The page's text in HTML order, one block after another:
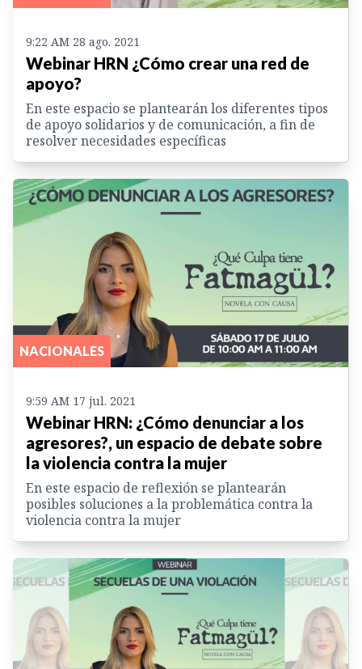
9:22 AM 28 ago. 2021
Webinar HRN ¿Cómo crear una red de
apoyo?
En este espacio se plantearán los diferentes tipos
de apoyo solidarios y de comunicación, a fin de
resolver necesidades específicas
NACIONALES
9:59 AM 17 jul. 2021
Webinar HRN: ¿Cómo denunciar a los
agresores?, un espacio de debate sobre
la violencia contra la mujer
En este espacio de reflexión se plantearán
posibles soluciones a la problemática contra la
violencia contra la mujer